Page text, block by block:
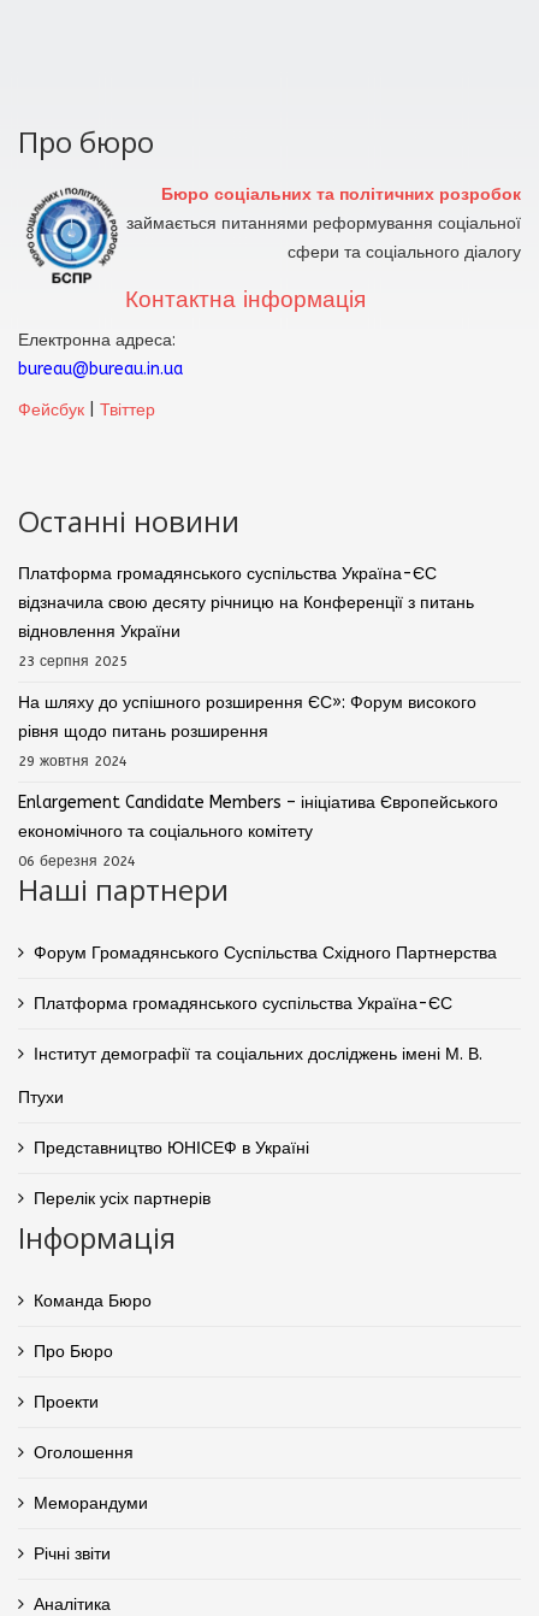
Про бюро
Бюро соціальних та політичних розробок
займається питаннями реформування соціальної
сфери та соціального діалогу
Контактна інформація
Електронна адреса:
bureau@bureau.in.ua
Фейсбук
Твіттер
Останні новини
Платформа громадянського суспільства Україна-ЄС
відзначила свою десяту річницю на Конференції з питань
відновлення України
23 серпня 2025
На шляху до успішного розширення ЄС»: Форум високого
рівня щодо питань розширення
29 жовтня 2024
Enlargement Candidate Members – ініціатива Європейського
економічного та соціального комітету
06 березня 2024
Наші партнери
Форум Громадянського Суспільства Східного Партнерства
Платформа громадянського суспільства Україна-ЄС
Інститут демографії та соціальних досліджень імені М. В.
Птухи
Представництво ЮНІСЕФ в Україні
Перелік усіх партнерів
Інформація
Команда Бюро
Про Бюро
Проекти
Оголошення
Меморандуми
Річні звіти
Аналітика